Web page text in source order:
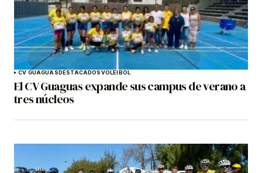
CV GUAGUASDESTACADOSVOLEIBOL
El CV Guaguas expande sus campus de verano a
tres núcleos